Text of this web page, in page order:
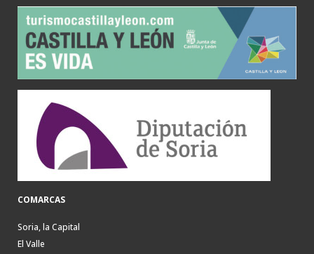
COMARCAS
Soria, la Capital
El Valle